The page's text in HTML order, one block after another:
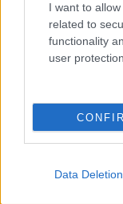
I want to
related to
functionality
user protection.
Data Deletion
Αρχιερατική
Πάτρας ΦΩΤΟ